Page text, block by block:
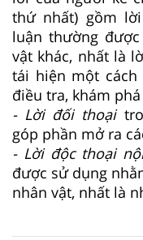
thứ nhất) gồm
luận thường
vật khác, nhất là
tái hiện một
điều tra, khám
- Lời đối thoại
góp phần mở ra
- Lời độc thoại
được sử dụng
nhân vật, nhất là